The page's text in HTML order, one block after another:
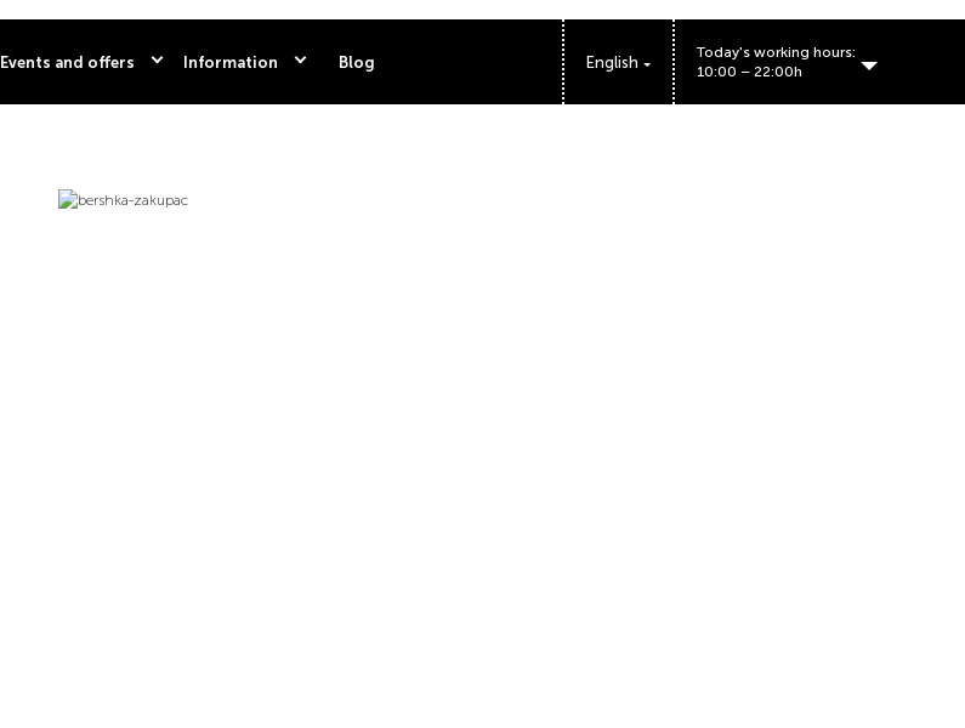
Events and offers Information Blog English
Today's working hours:
10:00 – 22:00h